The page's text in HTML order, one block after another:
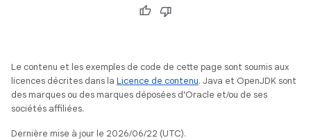
Le contenu et les exemples de code de cette page sont soumis aux
licences décrites dans la Licence de contenu. Java et OpenJDK sont
des marques ou des marques déposées d'Oracle et/ou de ses
sociétés affiliées.
Dernière mise à jour le 2026/06/22 (UTC).